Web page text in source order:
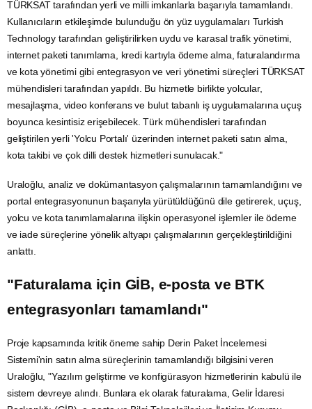
"Hizmet kalitesi garanti altına alınacak"
TÜRKSAT'ın, uçak ile uydu arasındaki bağlantıdan yer istasyonlarına,
oradan yolcunun cihazına kadar tüm internet trafiğini kendi
bünyesindeki Network Operasyon Merkezi üzerinden 7 gün 24 saat
izleyerek hizmet kalitesini garanti altına alacağını belirten Uraloğlu,
şöyle devam etti:
"Proje kapsamında geçen yıl analiz,tasarımve uygulama süreçleri
Kullanıcıların etkileşimde bulunduğu ön yüz uygulamaları Turkish
Technology tarafından geliştirilirken uydu ve karasaltrafikyönetimi,
internet paketi tanımlama, kredi kartıyla ödeme alma, faturalandırma
ve kota yönetimi gibi entegrasyon ve veri yönetimi süreçleri TÜRKSAT
mühendisleri tarafından yapıldı. Bu hizmetle birlikte yolcular,
boyunca kesintisiz erişebilecek. Türk mühendisleri tarafından
geliştirilen yerli 'Yolcu Portalı' üzerinden internet paketi satın alma,
Uraloğlu, analiz ve dokümantasyon çalışmalarının tamamlandığını ve
portal entegrasyonunun başarıyla yürütüldüğünü dile getirerek, uçuş,
yolcu ve kota tanımlamalarına ilişkin operasyonel işlemler ile ödeme
ve iade süreçlerine yönelik altyapı çalışmalarının gerçekleştirildiğini